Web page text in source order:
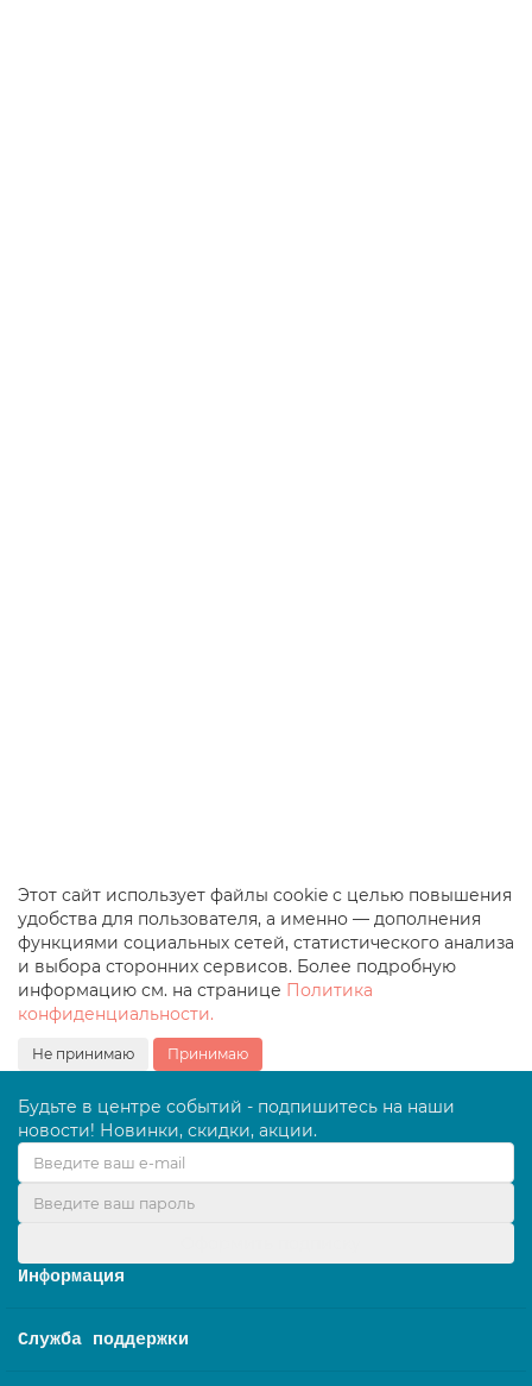
Этот сайт использует файлы cookie с целью повышения
удобства для пользователя, а именно — дополнения
функциями социальных сетей, статистического анализа
и выбора сторонних сервисов. Более подробную
информацию см. на странице Политика
конфиденциальности.
Не принимаю Принимаю
Будьте в центре событий - подпишитесь на наши
новости! Новинки, скидки, акции.
Информация
Служба поддержки